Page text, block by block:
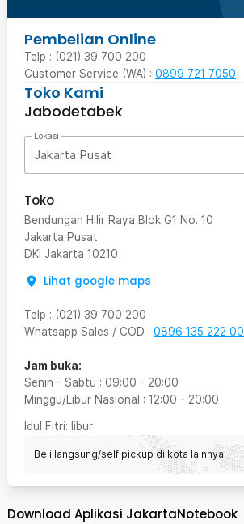
Pembelian Online
Telp : (021) 39 700 200
Customer Service (WA) : 0899 721 7050
Toko Kami
Jabodetabek
Lokasi
Jakarta Pusat
Toko
Bendungan Hilir Raya Blok G1 No. 10
Jakarta Pusat
DKI Jakarta 10210
Lihat google maps
Telp : (021) 39 700 200
Whatsapp Sales / COD : 0896 135 222 00
Jam buka:
Senin - Sabtu : 09:00 - 20:00
Minggu/Libur Nasional : 12:00 - 20:00
Idul Fitri: libur
Beli langsung/self pickup di kota lainnya
Download Aplikasi JakartaNotebook